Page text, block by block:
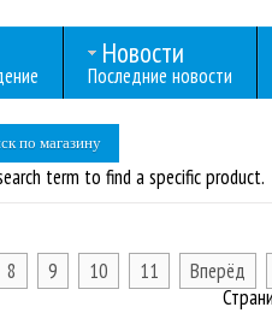
Новости
Последние новости
term to find a specific product.
8 9 10 11 Вперёд